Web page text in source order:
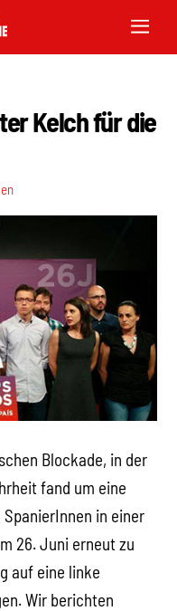
Kelch für die
Blockade, in der
fand um eine
in einer
26. Juni erneut zu
auf eine linke
Wir berichten